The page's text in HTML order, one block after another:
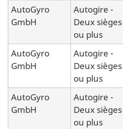
AutoGyro
GmbH
Autogire -
Deux sièges
ou plus
AutoGyro
GmbH
Autogire -
Deux sièges
ou plus
AutoGyro
GmbH
Autogire -
Deux sièges
ou plus